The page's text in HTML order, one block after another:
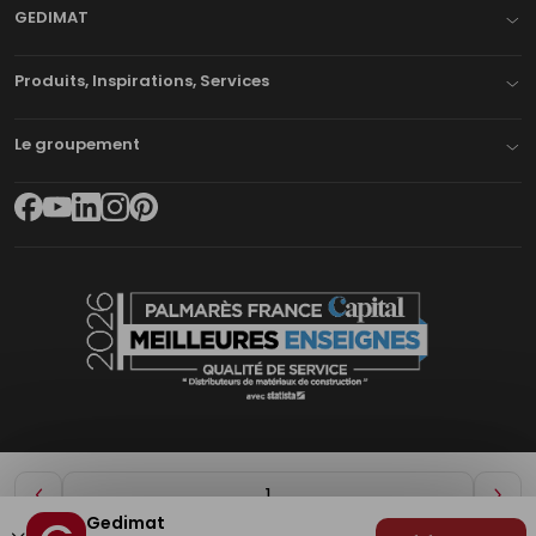
Diminuer
de de
GEDIMAT
Produits, Inspirations, Services
Le groupement
Plan du siteMentions légales Déclaration d'accessibilité
Gedimat